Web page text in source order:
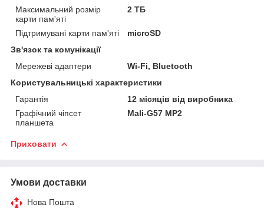
Максимальний розмір
карти пам'яті
2 ТБ
Підтримувані карти пам'яті
microSD
Зв'язок та комунікації
Мережеві адаптери
Wi-Fi, Bluetooth
Користувальницькі характеристики
Гарантія
12 місяців від виробника
Графічний чіпсет
планшета
Mali-G57 MP2
Приховати
Умови доставки
Нова Пошта